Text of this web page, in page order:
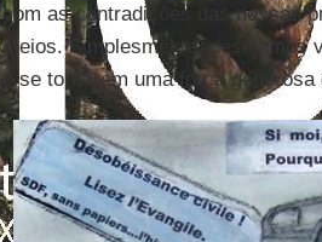
com as contradições das nossas
meios. Simplesmente, desejamos
e se tornarem uma força